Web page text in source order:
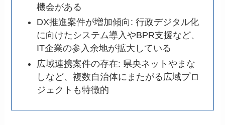
機会がある
DX推進案件が増加傾向: 行政デジタル化
に向けたシステム導入やBPR支援など、
IT企業の参入余地が拡大している
広域連携案件の存在: 県央ネットやまな
しなど、複数自治体にまたがる広域プロ
ジェクトも特徴的